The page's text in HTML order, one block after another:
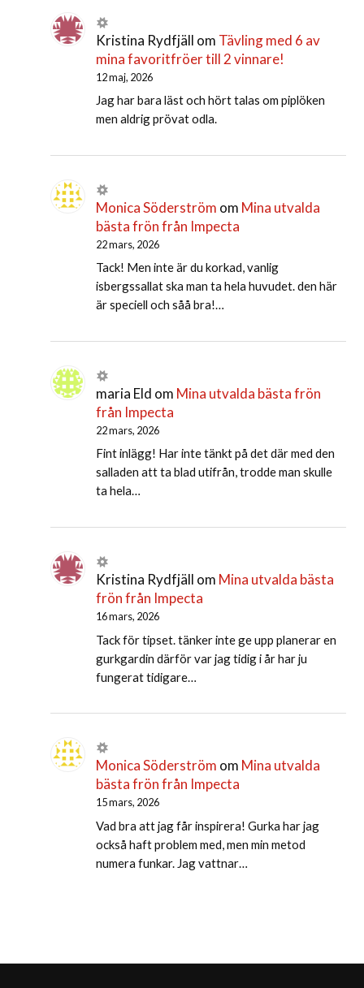
Kristina Rydfjäll om Tävling med 6 av
mina favoritfröer till 2 vinnare!
12 maj, 2026
Jag har bara läst och hört talas om piplöken
men aldrig prövat odla.
Monica Söderström om Mina utvalda
bästa frön från Impecta
22 mars, 2026
Tack! Men inte är du korkad, vanlig
isbergssallat ska man ta hela huvudet. den här
är speciell och såå bra!…
maria Eld om Mina utvalda bästa frön
från Impecta
22 mars, 2026
Fint inlägg! Har inte tänkt på det där med den
salladen att ta blad utifrån, trodde man skulle
ta hela…
Kristina Rydfjäll om Mina utvalda bästa
frön från Impecta
16 mars, 2026
Tack för tipset. tänker inte ge upp planerar en
gurkgardin därför var jag tidig i år har ju
fungerat tidigare…
Monica Söderström om Mina utvalda
bästa frön från Impecta
15 mars, 2026
Vad bra att jag får inspirera! Gurka har jag
också haft problem med, men min metod
numera funkar. Jag vattnar…